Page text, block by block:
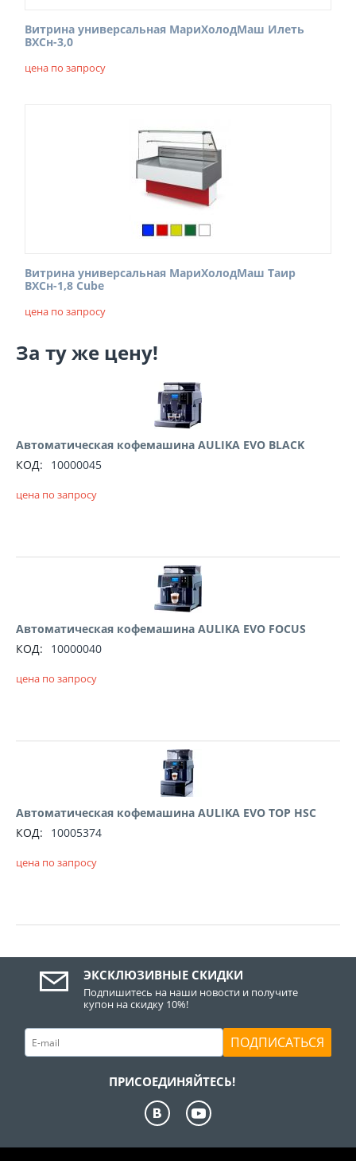
Витрина универсальная МариХолодМаш Илеть
ВХСн-3,0
цена по запросу
Витрина универсальная МариХолодМаш Таир
ВХСн-1,8 Cube
цена по запросу
За ту же цену!
Автоматическая кофемашина AULIKA EVO BLACK
КОД:
10000045
цена по запросу
Автоматическая кофемашина AULIKA EVO FOCUS
КОД:
10000040
цена по запросу
Автоматическая кофемашина AULIKA EVO TOP HSC
КОД:
10005374
цена по запросу
ЭКСКЛЮЗИВНЫЕ СКИДКИ
Подпишитесь на наши новости и получите
купон на скидку 10%!
ПОДПИСАТЬСЯ
ПРИСОЕДИНЯЙТЕСЬ!